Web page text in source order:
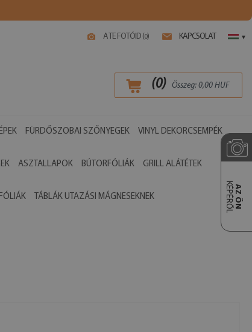
A TE FOTÓID (0) KAPCSOLAT ▾
(0) Összeg: 0,00 HUF
FÜRDŐSZOBAI SZŐNYEGEK VINYL DEKORCSEMPÉK
ASZTALLAPOK BÚTORFÓLIÁK GRILL ALÁTÉTEK
TÁBLÁK UTAZÁSI MÁGNESEKNEK AZ ÖN
KÉPÉRŐL